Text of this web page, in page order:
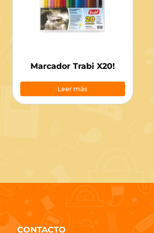
Marcador Trabi X20!
Leer más
CONTACTO